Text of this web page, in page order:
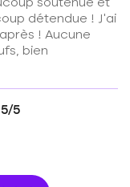
soutenue et
détendue ! J'ai
! Aucune
bien
5/5